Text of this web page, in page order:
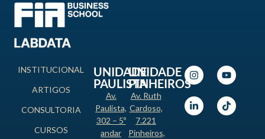
INSTITUCIONAL
ARTIGOS
CONSULTORIA
CURSOS
UNIDADE
PAULISTA
Av.
Paulista,
302 – 5º
andar
UNIDADE
PINHEIROS
Av. Ruth
Cardoso,
7.221
Pinheiros,